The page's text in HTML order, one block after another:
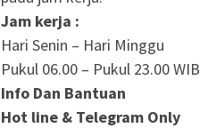
Jam kerja :
Hari Senin – Hari Minggu
Pukul 06.00 – Pukul 23.00 WIB
Info Dan Bantuan
Hot line & Telegram Only